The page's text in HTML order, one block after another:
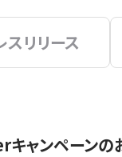
スリリース
ャンペーンの